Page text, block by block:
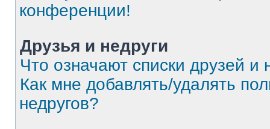
конференции!
Друзья и недруги
Что означают списки друзей и
Как мне добавлять/удалять
недругов?